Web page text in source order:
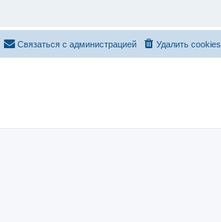
Удалить cookies
Связаться с администрацией